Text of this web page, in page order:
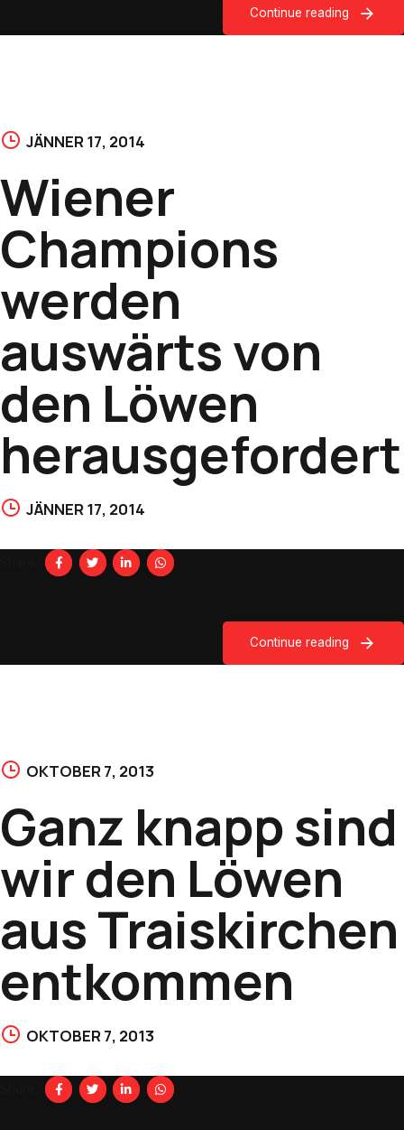
Continue reading
JÄNNER 17, 2014
Wiener
Champions
werden
auswärts von
den Löwen
herausgefordert
JÄNNER 17, 2014
Continue reading
OKTOBER 7, 2013
Ganz knapp sind
wir den Löwen
aus Traiskirchen
entkommen
OKTOBER 7, 2013